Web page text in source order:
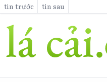
tin trước tin sau